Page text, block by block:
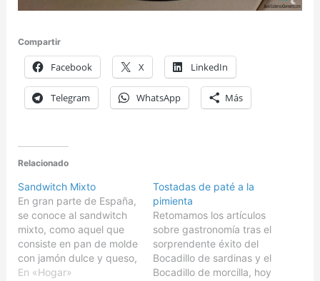
Compartir
Facebook X LinkedIn
Telegram WhatsApp Más
Relacionado
Sandwitch Mixto
En gran parte de España,
se conoce al sandwitch
mixto, como aquel que
consiste en pan de molde
con jamón dulce y queso,
jamón cocido y queso, o
En «Hogar»
Tostadas de paté a la
pimienta
Retomamos los artículos
sobre gastronomía tras el
sorprendente éxito del
Bocadillo de sardinas y el
Bocadillo de morcilla, hoy